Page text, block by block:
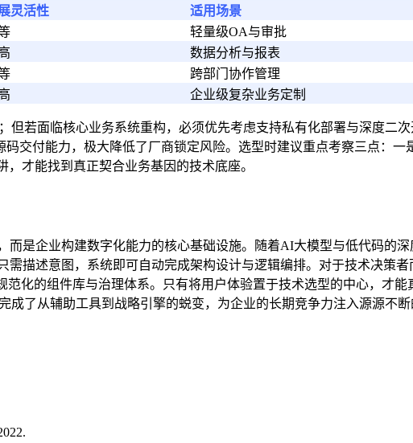
灵活性 适用场景
轻量级OA与审批
数据分析与报表
跨部门协作管理
企业级复杂业务定制
但若面临核心业务系统重构，必须优先考虑支持私有化部署与深度二
交付能力，极大降低了厂商锁定风险。选型时建议重点考察三点：
才能找到真正契合业务基因的技术底座。
是企业构建数字化能力的核心基础设施。随着AI大模型与低代码的
描述意图，系统即可自动完成架构设计与逻辑编排。对于技术决策
化的组件库与治理体系。只有将用户体验置于技术选型的中心，才
了从辅助工具到战略引擎的蜕变，为企业的长期竞争力注入源源不断